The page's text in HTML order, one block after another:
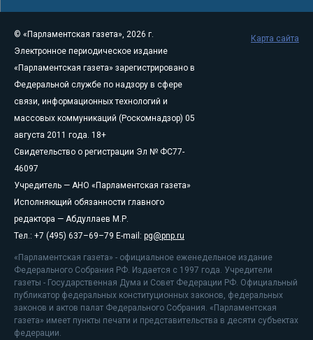
© «Парламентская газета», 2026 г.
Электронное периодическое издание
«Парламентская газета» зарегистрировано в
Федеральной службе по надзору в сфере
связи, информационных технологий и
массовых коммуникаций (Роскомнадзор) 05
августа 2011 года. 18+
Свидетельство о регистрации Эл № ФС77-
46097
Учредитель — АНО «Парламентская газета»
Исполняющий обязанности главного
редактора — Абдуллаев М.Р.
Тел.: +7 (495) 637–69–79 E-mail: pg@pnp.ru
«Парламентская газета» - официальное еженедельное издание
Федерального Собрания РФ. Издается с 1997 года. Учредители
газеты - Государственная Дума и Совет Федерации РФ. Официальный
публикатор федеральных конституционных законов, федеральных
законов и актов палат Федерального Собрания. «Парламентская
газета» имеет пункты печати и представительства в десяти субъектах
федерации.
Карта сайта